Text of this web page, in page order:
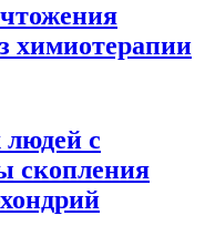
химиотерапии
с
скопления